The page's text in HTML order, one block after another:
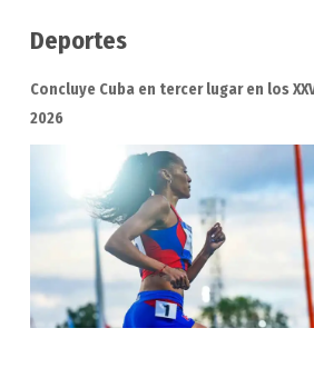
Deportes
Concluye Cuba en tercer lugar en los
2026